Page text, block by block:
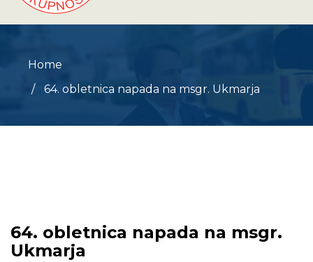
Home
64. obletnica napada na msgr. Ukmarja
64. obletnica napada na msgr.
Ukmarja